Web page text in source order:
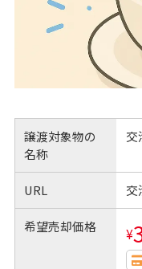
譲渡対象物の
名称
交
URL 交
希望売却価格 ¥